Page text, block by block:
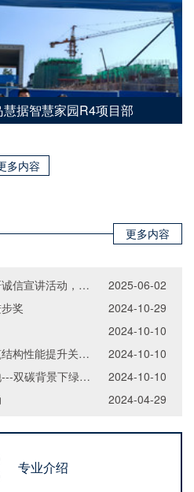
据智慧家园R4项目部
多内容
更多内容
智慧城市工程学院举办科研诚信宣讲活动，强化学术道德建设
2025-06-02
奖
2024-10-29
2024-10-10
青岛市双碳背景下绿色建筑结构性能提升关键技术研发中心
2024-10-10
青岛社科研究智库培育基地---双碳背景下绿色建筑发展对策研究中心
2024-10-10
2024-04-29
专业介绍